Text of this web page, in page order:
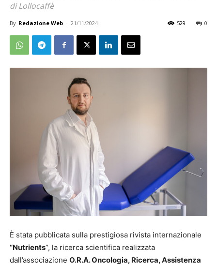
di Lollocaffè
By Redazione Web - 21/11/2024 0
529
È stata pubblicata sulla prestigiosa rivista internazionale
“Nutrients”, la ricerca scientifica realizzata
dall’associazione O.R.A. Oncologia, Ricerca, Assistenza